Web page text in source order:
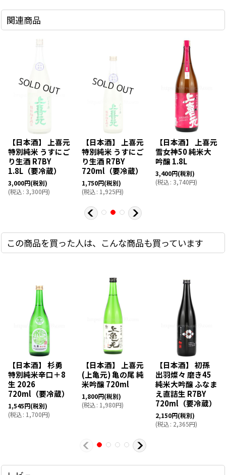
関連商品
【日本酒】 上喜元
特別純米 うすにご
り生酒 R7BY
1.8L（要冷蔵）
3,000円(税別)
(税込: 3,300円)
【日本酒】 上喜元
特別純米 うすにご
り生酒 R7BY
720ml（要冷蔵）
1,750円(税別)
(税込: 1,925円)
【日本酒】 上喜元
雪女神50 純米大
吟醸 1.8L
3,400円(税別)
(税込: 3,740円)
この商品を買った人は、こんな商品も買っています
【日本酒】 杉勇
特別純米辛口＋8
生 2026
720ml（要冷蔵）
1,545円(税別)
(税込: 1,700円)
【日本酒】 上喜元
(上亀元) 亀の尾 純
米吟醸 720ml
1,800円(税別)
(税込: 1,980円)
【日本酒】 初孫
出羽燦々 磨き45
純米大吟醸 ふなま
え直詰生 R7BY
720ml（要冷蔵）
2,150円(税別)
(税込: 2,365円)